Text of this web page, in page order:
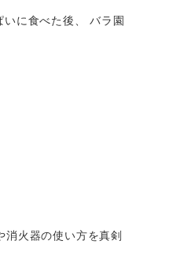
に食べた後、 バラ園
消火器の使い方を真剣